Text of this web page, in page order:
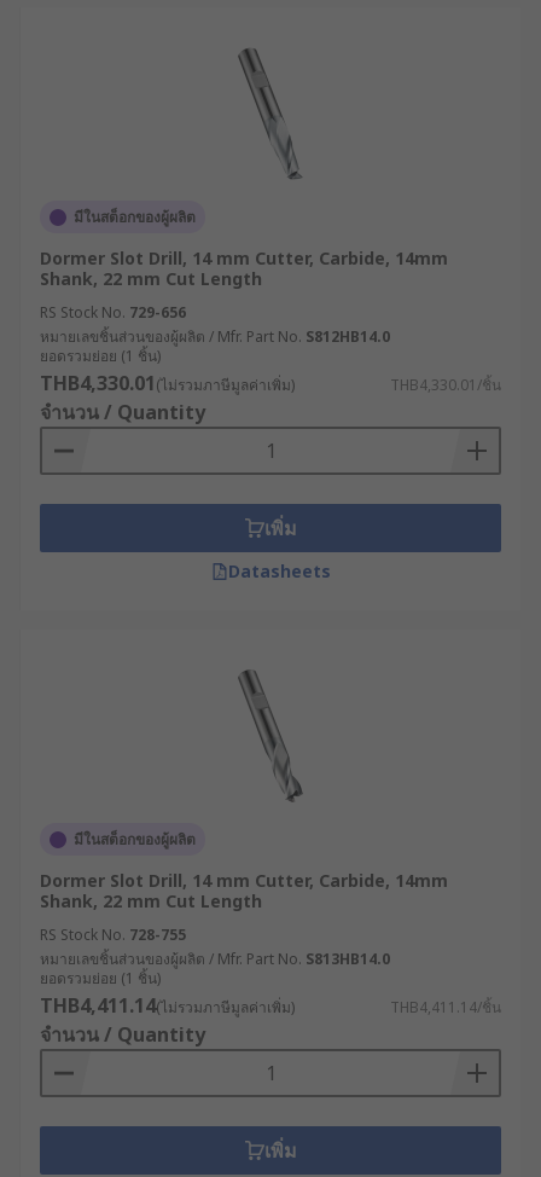
มีในสต็อกของผู้ผลิต
Dormer Slot Drill, 14 mm Cutter, Carbide, 14mm
Shank, 22 mm Cut Length
RS Stock No. 729-656
หมายเลขชิ้นส่วนของผู้ผลิต / Mfr. Part No. S812HB14.0
ยอดรวมย่อย (1 ชิ้น)
THB4,330.01(ไม่รวมภาษีมูลค่าเพิ่ม) THB4,330.01/ชิ้น
จำนวน / Quantity
เพิ่ม
Datasheets
มีในสต็อกของผู้ผลิต
Dormer Slot Drill, 14 mm Cutter, Carbide, 14mm
Shank, 22 mm Cut Length
RS Stock No. 728-755
หมายเลขชิ้นส่วนของผู้ผลิต / Mfr. Part No. S813HB14.0
ยอดรวมย่อย (1 ชิ้น)
THB4,411.14(ไม่รวมภาษีมูลค่าเพิ่ม) THB4,411.14/ชิ้น
จำนวน / Quantity
เพิ่ม